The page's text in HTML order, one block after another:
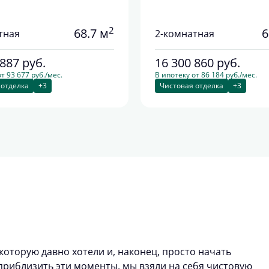
68.7 м2
руб.
93 677 руб./мес.
+3
2-комнатная
16 300 860 руб.
В ипотеку от 86 184 руб./мес.
Чистовая отделка
+3
давно хотели и, наконец, просто начать
эти моменты, мы взяли на себя чистовую